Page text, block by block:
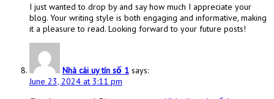
I just wanted to drop by and say how much I appreciate your
blog. Your writing style is both engaging and informative, making
it a pleasure to read. Looking forward to your future posts!
Nhà cái uy tín số 1 says:
June 23, 2024 at 3:11 pm